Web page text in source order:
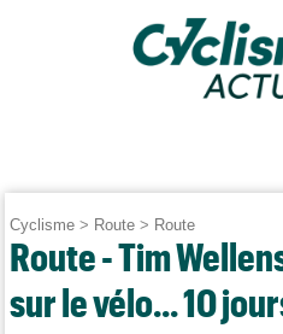
Cyclisme > Route > Route
Route - Tim
sur le vélo... 10